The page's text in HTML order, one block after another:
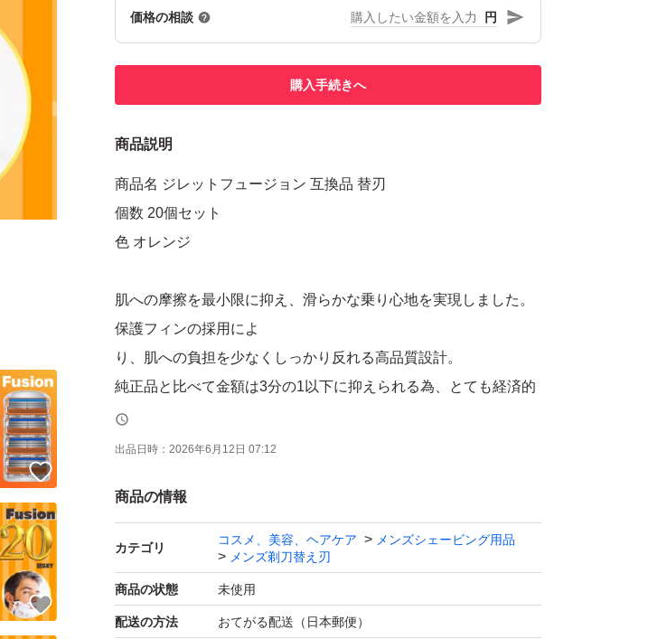
価格の相談 円
購入手続きへ
商品説明
商品名 ジレットフュージョン 互換品 替刃
個数 20個セット
色 オレンジ
肌への摩擦を最小限に抑え、滑らかな乗り心地を実現しました。
保護フィンの採用によ
り、肌への負担を少なくしっかり反れる高品質設計。
純正品と比べて金額は3分の1以下に抑えられる為、とても経済的
です。
ジレットフュージョンシリーズのどの本体にもお使い頂けます。
・当商品は純正品ではありませんのでご注意下さい。
落札後、3日以内に発送致します。
ポスト投函となりますが、ポストに入らない場合は不在票が入り
ますのでご自身で再配達をお手配下さい。
出品日時： 2026年6月12日 07:12
商品の情報
カテゴリ
コスメ、美容、ヘアケア
メンズシェービング用品
メンズ剃刀替え刃
商品の状態 未使用
配送の方法 おてがる配送（日本郵便）